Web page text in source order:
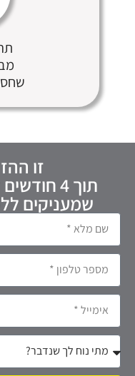
זו
תוך 4
שמעניקים